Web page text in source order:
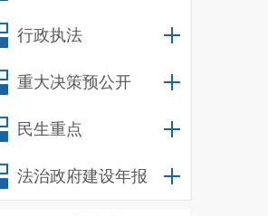
行政执法
重大决策预公开
民生重点
法治政府建设年报